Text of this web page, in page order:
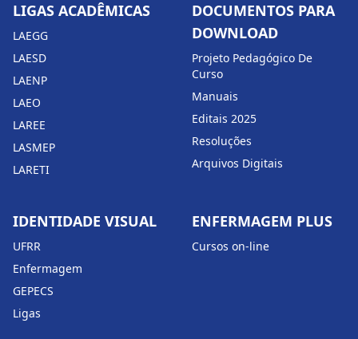
LIGAS ACADÊMICAS
LAEGG
LAESD
LAENP
LAEO
LAREE
LASMEP
LARETI
DOCUMENTOS PARA
DOWNLOAD
Projeto Pedagógico De
Curso
Manuais
Editais 2025
Resoluções
Arquivos Digitais
IDENTIDADE VISUAL
UFRR
Enfermagem
GEPECS
Ligas
ENFERMAGEM PLUS
Cursos on-line